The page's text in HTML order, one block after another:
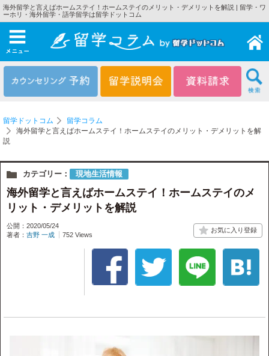
海外留学と言えばホームステイ！ホームステイのメリット・デメリットを解説 | 留学・ワ
ーホリ・海外留学・語学留学は留学ドットコム
メニュー
留学ドットコム
留学コラム
海外留学と言えばホームステイ！ホームステイのメリット・デメリットを解
説
カテゴリー： 現地生活情報
海外留学と言えばホームステイ！ホームステイのメ
リット・デメリットを解説
公開：2020/05/24
著者： 吉野 一成 752 Views